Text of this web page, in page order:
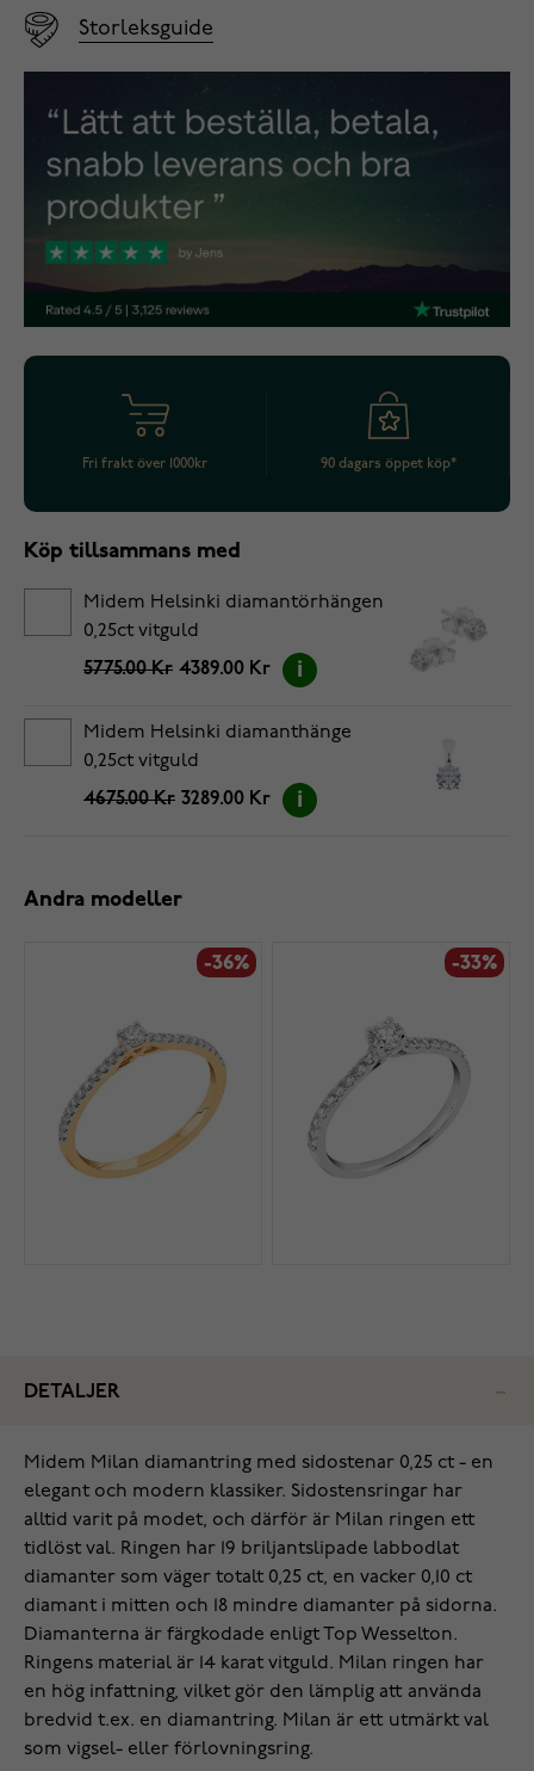
Storleksguide
Fri frakt över 1000kr 90 dagars öppet köp*
Köp tillsammans med
Midem Helsinki diamantörhängen
0,25ct vitguld
5775.00 Kr 4389.00 Kr
Midem Helsinki diamanthänge
0,25ct vitguld
4675.00 Kr 3289.00 Kr
Andra modeller
-36% -33%
DETALJER
Midem Milan diamantring med sidostenar 0,25 ct - en
elegant och modern klassiker. Sidostensringar har
alltid varit på modet, och därför är Milan ringen ett
tidlöst val. Ringen har 19 briljantslipade labbodlat
diamanter som väger totalt 0,25 ct, en vacker 0,10 ct
diamant i mitten och 18 mindre diamanter på sidorna.
Diamanterna är färgkodade enligt Top Wesselton.
Ringens material är 14 karat vitguld. Milan ringen har
en hög infattning, vilket gör den lämplig att använda
bredvid t.ex. en diamantring. Milan är ett utmärkt val
som vigsel- eller förlovningsring.